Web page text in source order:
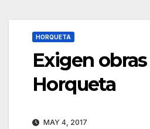
HORQUETA
Exigen
Horqueta
MAY 4, 2017